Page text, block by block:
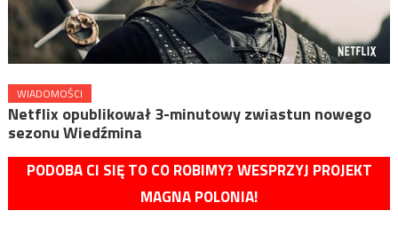
WIADOMOŚCI
Netflix opublikował 3-minutowy zwiastun nowego
sezonu Wiedźmina
PODOBA CI SIĘ TO CO ROBIMY? WESPRZYJ PROJEKT
MAGNA POLONIA!